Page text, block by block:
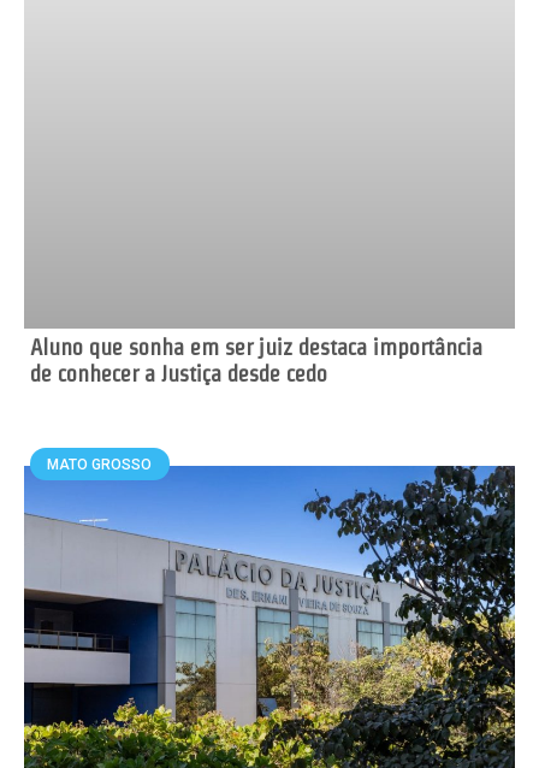
Aluno que sonha em ser juiz destaca importância
de conhecer a Justiça desde cedo
MATO GROSSO